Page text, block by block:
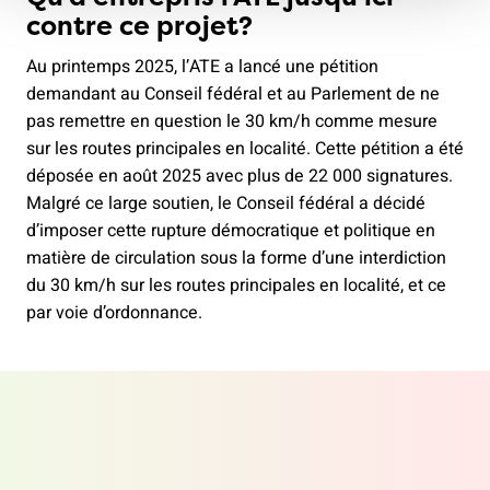
contre ce projet?
Au printemps 2025, l’ATE a lancé une pétition
demandant au Conseil fédéral et au Parlement de ne
pas remettre en question le 30 km/h comme mesure
sur les routes principales en localité. Cette pétition a été
déposée en août 2025 avec plus de 22 000 signatures.
Malgré ce large soutien, le Conseil fédéral a décidé
d’imposer cette rupture démocratique et politique en
matière de circulation sous la forme d’une interdiction
du 30 km/h sur les routes principales en localité, et ce
par voie d’ordonnance.